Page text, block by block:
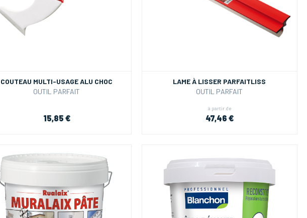
COUTEAU MULTI-USAGE ALU CHOC
OUTIL PARFAIT
15,85 €
LAME À LISSER PARFAITLISS
OUTIL PARFAIT
à partir de
47,46 €